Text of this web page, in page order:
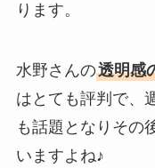
ります。
水野さんの透明感
はとても評判で、
も話題となりその
いますよね♪